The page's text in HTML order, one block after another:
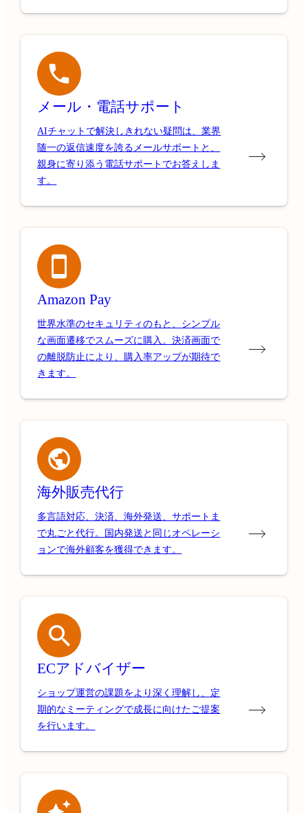
メール・電話サポート
AIチャットで解決しきれない疑問は、業界
随一の返信速度を誇るメールサポートと、
親身に寄り添う電話サポートでお答えしま
す。
Amazon Pay
世界水準のセキュリティのもと、シンプル
な画面遷移でスムーズに購入。決済画面で
の離脱防止により、購入率アップが期待で
きます。
海外販売代行
多言語対応、決済、海外発送、サポートま
で丸ごと代行。国内発送と同じオペレーシ
ョンで海外顧客を獲得できます。
ECアドバイザー
ショップ運営の課題をより深く理解し、定
期的なミーティングで成長に向けたご提案
を行います。